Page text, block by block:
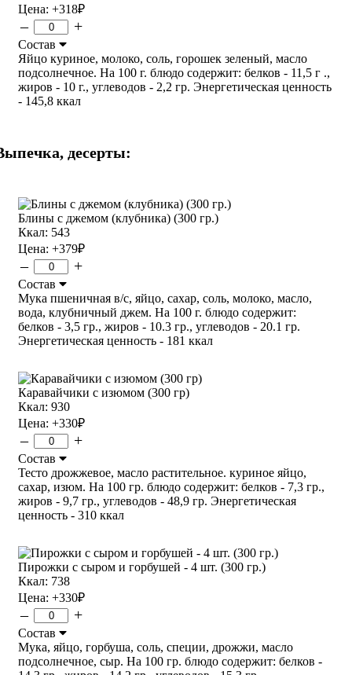
Цена: +318₽
– +
Состав
Яйцо куриное, молоко, соль, горошек зеленый, масло
подсолнечное. На 100 г. блюдо содержит: белков - 11,5 г .,
жиров - 10 г., углеводов - 2,2 гр. Энергетическая ценность
- 145,8 ккал
десерты:
Блины с джемом (клубника) (300 гр.)
Ккал: 543
Цена: +379₽
– +
Состав
Мука пшеничная в/с, яйцо, сахар, соль, молоко, масло,
вода, клубничный джем. На 100 г. блюдо содержит:
белков - 3,5 гр., жиров - 10.3 гр., углеводов - 20.1 гр.
Энергетическая ценность - 181 ккал
Каравайчики с изюмом (300 гр)
Ккал: 930
Цена: +330₽
– +
Состав
Тесто дрожжевое, масло растительное. куриное яйцо,
сахар, изюм. На 100 гр. блюдо содержит: белков - 7,3 гр.,
жиров - 9,7 гр., углеводов - 48,9 гр. Энергетическая
ценность - 310 ккал
Пирожки с сыром и горбушей - 4 шт. (300 гр.)
Ккал: 738
Цена: +330₽
– +
Состав
Мука, яйцо, горбуша, соль, специи, дрожжи, масло
подсолнечное, сыр. На 100 гр. блюдо содержит: белков -